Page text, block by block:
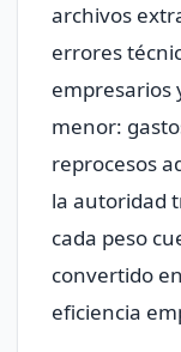
archivos
errores
empresarios
menor:
reprocesos
la autoridad
cada peso
convertido
eficiencia